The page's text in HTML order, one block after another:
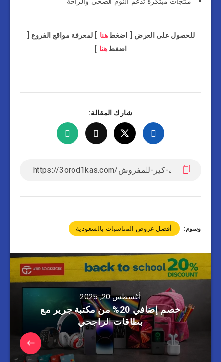
للحصول على العرض [ اضغطهنا ] لمعرفة مواقع الفروع [
اضغط هنا ]
شارك المقالة:
وسوم: أفضل عروض المناسبات بالسعودية
أغسطس 20, 2025
خصم إضافي 20% من مكتبة جرير مع
بطاقات الراجحي